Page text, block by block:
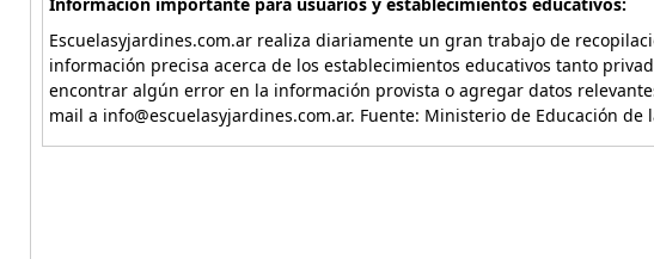
Escuelasyjardines.com.ar realiza diariamente un gran trabajo de
información precisa acerca de los establecimientos educativos tanto
encontrar algún error en la información provista o agregar datos
mail a info@escuelasyjardines.com.ar. Fuente: Ministerio de Educación de